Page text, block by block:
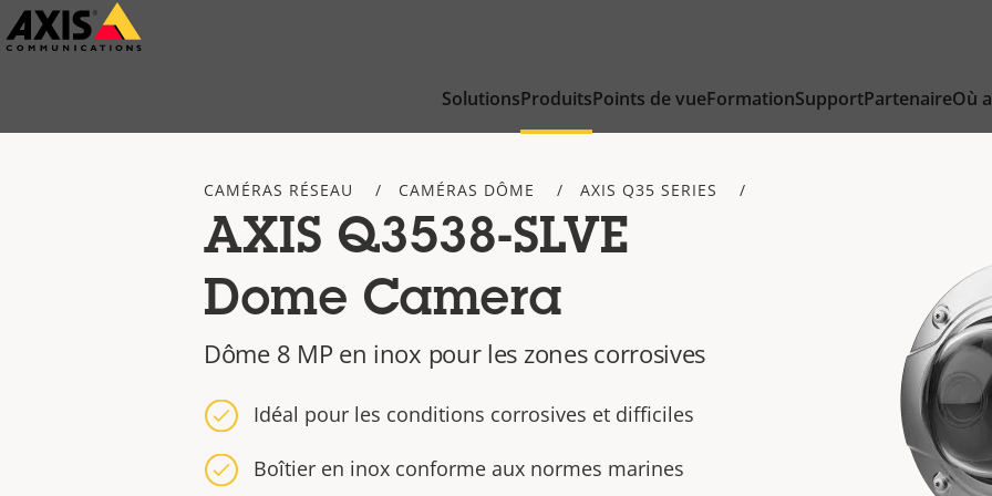
Passer
au
SolutionsProduitsPoints de vueFormationSupportPartenaireOù
CAMÉRAS RÉSEAU CAMÉRAS DÔME AXIS Q35 SERIES
AXIS Q3538-SLVE
Dome Camera
Dôme 8 MP en inox pour les zones corrosives
Idéal pour les conditions corrosives et difficiles
Boîtier en inox conforme aux normes marines